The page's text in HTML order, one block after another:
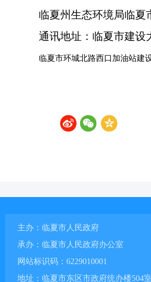
临夏州生态环境局临夏
通讯地址：临夏市建设
临夏市环城北路西口加油站建
主办：临夏市人民政府
承办：临夏市人民政府办公室
网站标识码：6229010001
地址：临夏市东区市政府统办楼504室